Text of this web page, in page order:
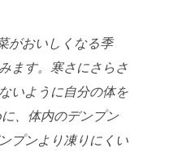
がおいしくなる季
ます。寒さにさらさ
いように自分の体を
、体内のデンプン
プンより凍りにくい